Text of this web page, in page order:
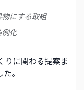
にする取組
例化
りに関わる提案ま
。